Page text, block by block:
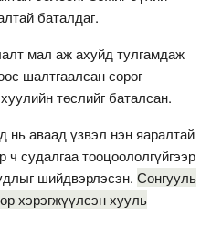
баталдаг.
мал аж ахуйд тулгамдаж
шалтгаалсан сөрөг
төслийг баталсан.
нь аваад үзвэл нэн яаралтай
ч судалгаа тооцоололгүйгээр
шийдвэрлэсэн.Сонгууль
хэрэгжүүлсэн хууль